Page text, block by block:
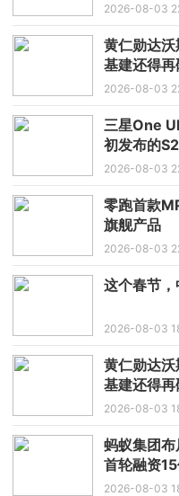
2026-08-03
黄仁勋达
基建还得
2026-08-03
三星One
初发布的
2026-08-03
零跑首款
旗舰产品
2026-08-03
这个春节，
2026-08-03
黄仁勋达
基建还得
2026-08-03
蚂蚁集团
首轮融资
2026-08-03